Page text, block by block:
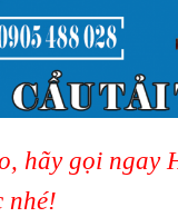
hãy gọi ngay
nhé!